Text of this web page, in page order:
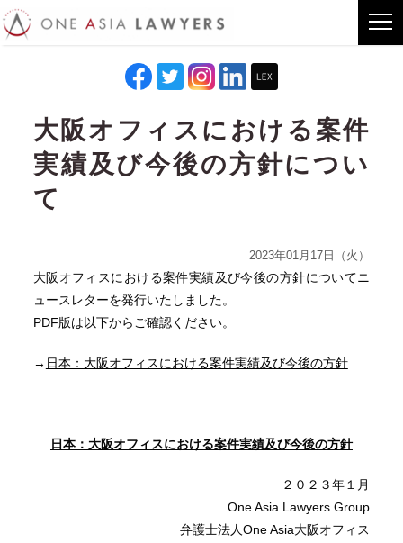
大阪オフィスにおける案件
実績及び今後の方針につい
て
2023年01月17日（火）
大阪オフィスにおける案件実績及び今後の方針についてニ
ュースレターを発行いたしました。
PDF版は以下からご確認ください。
→ 日本：大阪オフィスにおける案件実績及び今後の方針
日本：大阪オフィスにおける案件実績及び今後の方針
２０２３年１月
One Asia Lawyers Group
弁護士法人One Asia大阪オフィス